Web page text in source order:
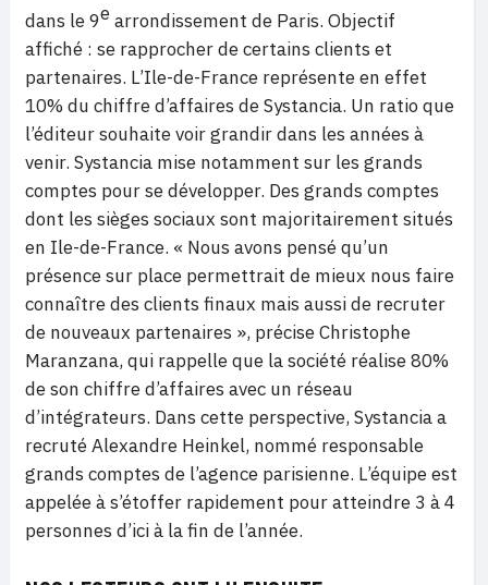
dans le 9earrondissement de Paris. Objectif
affiché : se rapprocher de certains clients et
partenaires. L’Ile-de-France représente en effet
10% du chiffre d’affaires de Systancia. Un ratio que
l’éditeur souhaite voir grandir dans les années à
venir. Systancia mise notamment sur les grands
comptes pour se développer. Des grands comptes
dont les sièges sociaux sont majoritairement situés
en Ile-de-France. « Nous avons pensé qu’un
présence sur place permettrait de mieux nous faire
connaître des clients finaux mais aussi de recruter
de nouveaux partenaires », précise Christophe
Maranzana, qui rappelle que la société réalise 80%
de son chiffre d’affaires avec un réseau
d’intégrateurs. Dans cette perspective, Systancia a
recruté Alexandre Heinkel, nommé responsable
grands comptes de l’agence parisienne. L’équipe est
appelée à s’étoffer rapidement pour atteindre 3 à 4
personnes d’ici à la fin de l’année.